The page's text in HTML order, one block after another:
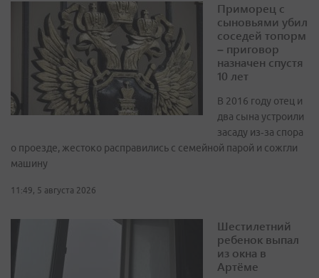
Приморец с
сыновьями убил
соседей топорм
– приговор
назначен спустя
10 лет
В 2016 году отец и
два сына устроили
засаду из‑за спора
о проезде, жестоко расправились с семейной парой и сожгли
машину
11:49, 5 августа 2026
Шестилетний
ребенок выпал
из окна в
Артёме